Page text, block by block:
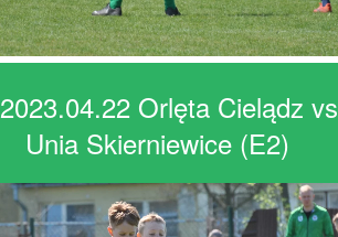
2023.04.22 Orlęta Cielądz vs
Unia Skierniewice (E2)